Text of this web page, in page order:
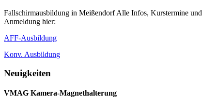
Fallschirmausbildung in Meißendorf Alle Infos, Kurstermine und
Anmeldung hier:
AFF-Ausbildung
Konv. Ausbildung
Neuigkeiten
VMAG Kamera-Magnethalterung